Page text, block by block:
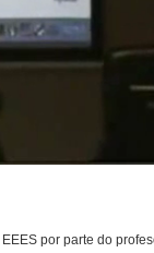
por parte do